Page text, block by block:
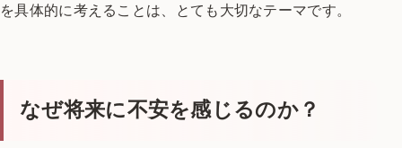
を具体的に考えることは、とても大切なテーマです。
なぜ将来に不安を感じるのか？